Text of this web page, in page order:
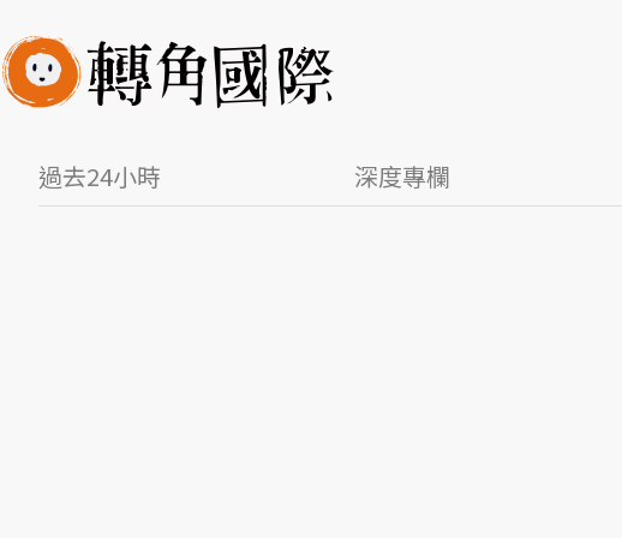
過去24小時 深度專欄